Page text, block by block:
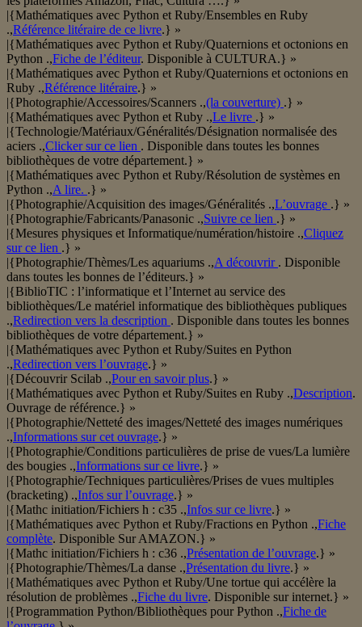
|{Mathématiques avec Python et Ruby/Ensembles en Ruby
.,Référence litéraire de ce livre.} »
|{Mathématiques avec Python et Ruby/Quaternions et octonions en
Python .,Fiche de l’éditeur. Disponible à CULTURA.} »
|{Mathématiques avec Python et Ruby/Quaternions et octonions en
Ruby .,Référence litéraire.} »
|{Photographie/Accessoires/Scanners .,(la couverture) .} »
|{Mathématiques avec Python et Ruby .,Le livre .} »
|{Technologie/Matériaux/Généralités/Désignation normalisée des
aciers .,Clicker sur ce lien . Disponible dans toutes les bonnes
bibliothèques de votre département.} »
|{Mathématiques avec Python et Ruby/Résolution de systèmes en
Python .,A lire. .} »
|{Photographie/Acquisition des images/Généralités .,L’ouvrage .} »
|{Photographie/Fabricants/Panasonic .,Suivre ce lien .} »
|{Mesures physiques et Informatique/numération/histoire .,Cliquez
sur ce lien .} »
|{Photographie/Thèmes/Les aquariums .,A découvrir . Disponible
dans toutes les bonnes de l’éditeurs.} »
|{BiblioTIC : l’informatique et l’Internet au service des
bibliothèques/Le matériel informatique des bibliothèques publiques
.,Redirection vers la description . Disponible dans toutes les bonnes
bibliothèques de votre département.} »
|{Mathématiques avec Python et Ruby/Suites en Python
.,Redirection vers l’ouvrage.} »
|{Découvrir Scilab .,Pour en savoir plus.} »
|{Mathématiques avec Python et Ruby/Suites en Ruby .,Description.
Ouvrage de référence.} »
|{Photographie/Netteté des images/Netteté des images numériques
.,Informations sur cet ouvrage.} »
|{Photographie/Conditions particulières de prise de vues/La lumière
des bougies .,Informations sur ce livre.} »
|{Photographie/Techniques particulières/Prises de vues multiples
(bracketing) .,Infos sur l’ouvrage.} »
|{Mathc initiation/Fichiers h : c35 .,Infos sur ce livre.} »
|{Mathématiques avec Python et Ruby/Fractions en Python .,Fiche
complète. Disponible Sur AMAZON.} »
|{Mathc initiation/Fichiers h : c36 .,Présentation de l’ouvrage.} »
|{Photographie/Thèmes/La danse .,Présentation du livre.} »
|{Mathématiques avec Python et Ruby/Une tortue qui accélère la
résolution de problèmes .,Fiche du livre. Disponible sur internet.} »
|{Programmation Python/Bibliothèques pour Python .,Fiche de